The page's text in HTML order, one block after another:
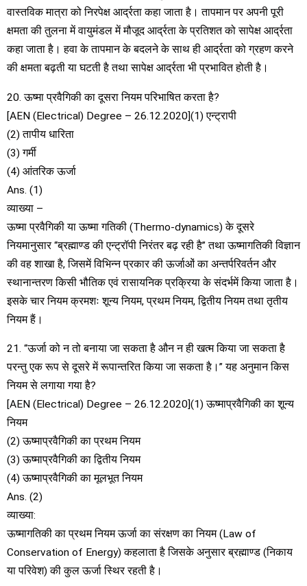
वास्तविक मात्रा को निरपेक्ष आर्द्रता कहा जाता है। तापमान पर अपनी पूरी
क्षमता की तुलना में वायुमंडल में मौजूद आर्द्रता के प्रतिशत को सापेक्ष आर्द्रता
कहा जाता है। हवा के तापमान के बदलने के साथ ही आर्द्रता को ग्रहण करने
की क्षमता बढ़ती या घटती है तथा सापेक्ष आर्द्रता भी प्रभावित होती है।
20. ऊष्मा प्रवैगिकी का दूसरा नियम परिभाषित करता है?
[AEN (Electrical) Degree – 26.12.2020](1) एन्ट्रापी
(2) तापीय धारिता
(3) गर्मी
(4) आंतरिक ऊर्जा
Ans. (1)
व्याख्या –
ऊष्मा प्रवैगिकी या ऊष्मा गतिकी (Thermo-dynamics) के दूसरे
नियमानुसार “ब्रह्माण्ड की एन्ट्रॉपी निरंतर बढ़ रही है” तथा ऊष्मागतिकी विज्ञान
की वह शाखा है, जिसमें विभिन्न प्रकार की ऊर्जाओं का अन्तर्परिवर्तन और
स्थानान्तरण किसी भौतिक एवं रासायनिक प्रक्रिया के संदर्भमें किया जाता है।
इसके चार नियम क्रमशः शून्य नियम, प्रथम नियम, द्वितीय नियम तथा तृतीय
नियम हैं।
21. “ऊर्जा को न तो बनाया जा सकता है औन न ही खत्म किया जा सकता है
परन्तु एक रूप से दूसरे में रूपान्तरित किया जा सकता है।” यह अनुमान किस
नियम से लगाया गया है?
[AEN (Electrical) Degree – 26.12.2020](1) ऊष्माप्रवैगिकी का शून्य
नियम
(2) ऊष्माप्रवैगिकी का प्रथम नियम
(3) ऊष्माप्रवैगिकी का द्वितीय नियम
(4) ऊष्माप्रवैगिकी का मूलभूत नियम
Ans. (2)
व्याख्या:
ऊष्मागतिकी का प्रथम नियम ऊर्जा का संरक्षण का नियम (Law of
Conservation of Energy) कहलाता है जिसके अनुसार ब्रह्माण्ड (निकाय
या परिवेश) की कुल ऊर्जा स्थिर रहती है।